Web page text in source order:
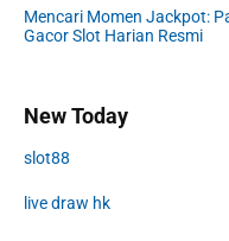
Mencari Momen Jackpot:
Gacor Slot Harian Resmi
New Today
slot88
live draw hk